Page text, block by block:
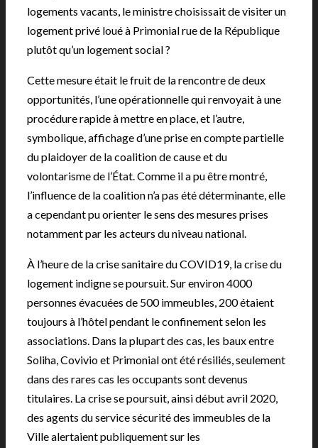
logements vacants, le ministre choisissait de visiter un
logement privé loué à Primonial rue de la République
plutôt qu’un logement social ?
Cette mesure était le fruit de la rencontre de deux
opportunités, l’une opérationnelle qui renvoyait à une
procédure rapide à mettre en place, et l’autre,
symbolique, affichage d’une prise en compte partielle
du plaidoyer de la coalition de cause et du
volontarisme de l’État. Comme il a pu être montré,
l’influence de la coalition n’a pas été déterminante, elle
a cependant pu orienter le sens des mesures prises
notamment par les acteurs du niveau national.
À l’heure de la crise sanitaire du COVID19, la crise du
logement indigne se poursuit. Sur environ 4000
personnes évacuées de 500 immeubles, 200 étaient
toujours à l’hôtel pendant le confinement selon les
associations. Dans la plupart des cas, les baux entre
Soliha, Covivio et Primonial ont été résiliés, seulement
dans des rares cas les occupants sont devenus
titulaires. La crise se poursuit, ainsi début avril 2020,
des agents du service sécurité des immeubles de la
Ville alertaient publiquement sur les